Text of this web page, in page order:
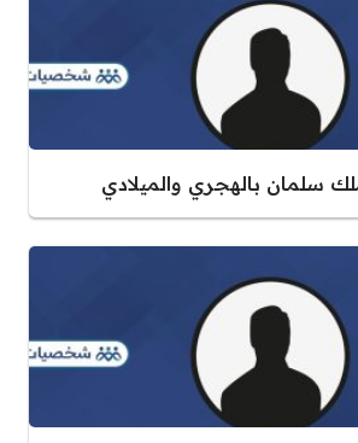
سلمان بالهجري والميلادي